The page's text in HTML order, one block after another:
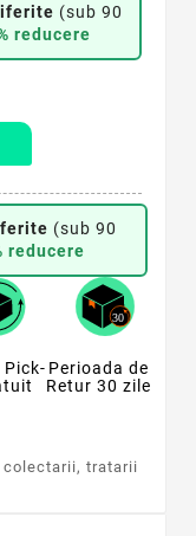
(sub 90
reducere
(sub 90
reducere
Pick- Perioada de
Retur 30 zile
colectarii, tratarii